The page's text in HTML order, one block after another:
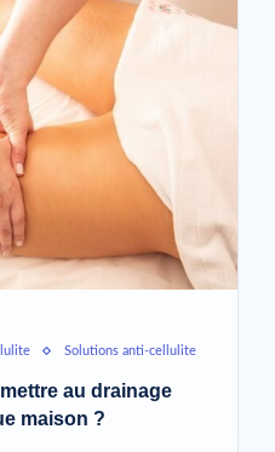
Solutions anti-cellulite
au drainage
maison ?